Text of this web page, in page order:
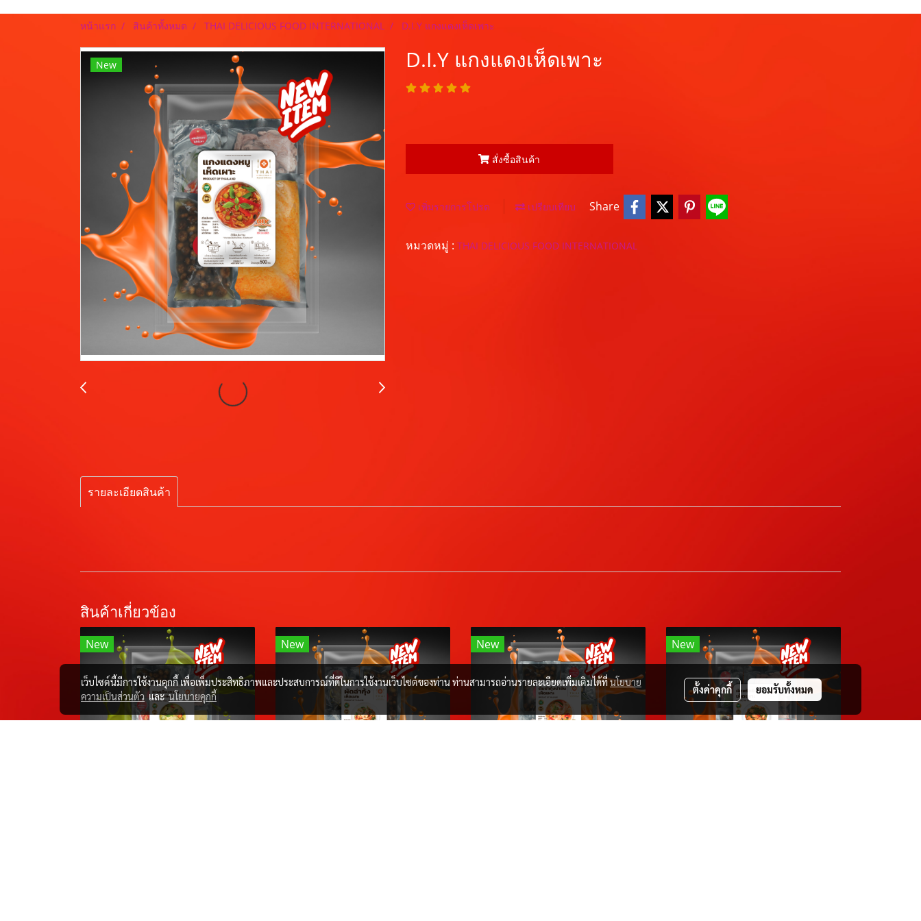
หน้าแรก สินค้าทั้งหมด THAI DELICIOUS FOOD INTERNATIONAL D.I.Y แกงแดงเห็ดเพาะ
New D.I.Y แกงแดงเห็ดเพาะ
สั่งซื้อสินค้า
เพิ่มรายการโปรด เปรียบเทียบ Share
หมวดหมู่ : THAI DELICIOUS FOOD INTERNATIONAL
รายละเอียดสินค้า
สินค้าเกี่ยวข้อง
New New New New
เว็บไซต์นี้มีการใช้งานคุกกี้ เพื่อเพิ่มประสิทธิภาพและประสบการณ์ที่ดีในการใช้งานเว็บไซต์ของท่าน ท่านสามารถอ่านรายละเอียดเพิ่มเติมได้ที่นโยบาย
ความเป็นส่วนตัว และนโยบายคุกกี้
ตั้งค่าคุกกี้ ยอมรับทั้งหมด